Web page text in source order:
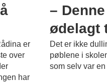
er
over
har
–
ødelagt
Det er ikke
pøblene i
som selv var en